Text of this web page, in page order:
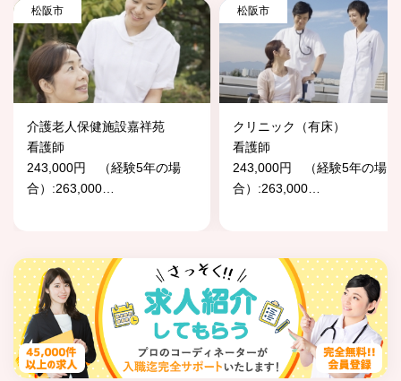
松阪市
介護老人保健施設嘉祥苑
看護師
243,000円 （経験5年の場
合）:263,000…
松阪市
クリニック（有床）
看護師
243,000円 （経験5年の場
合）:263,000…